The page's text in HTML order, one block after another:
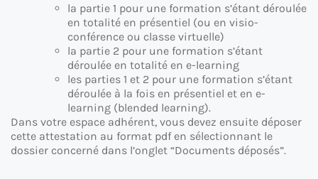
la partie 1 pour une formation s’étant déroulée
en totalité en présentiel (ou en visio-
conférence ou classe virtuelle)
la partie 2 pour une formation s’étant
déroulée en totalité en e-learning
les parties 1 et 2 pour une formation s’étant
déroulée à la fois en présentiel et en e-
learning (blended learning).
Dans votre espace adhérent, vous devez ensuite déposer
cette attestation au format pdf en sélectionnant le
dossier concerné dans l’onglet “Documents déposés”.